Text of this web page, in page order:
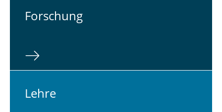
For­schung
Lehre